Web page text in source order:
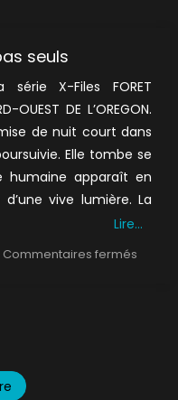
seuls
X-Files FORET
OUEST DE L’OREGON.
de nuit court dans
Elle tombe se
humaine apparaît en
vive lumière. La
Lire…
Commentaires ferméssur